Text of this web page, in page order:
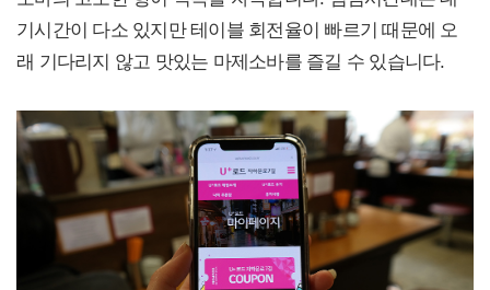
기시간이 다소 있지만 테이블 회전율이 빠르기 때문에 오
래 기다리지 않고 맛있는 마제소바를 즐길 수 있습니다.